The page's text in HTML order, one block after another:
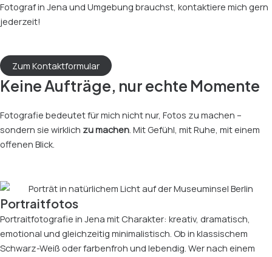
Fotograf in Jena und Umgebung brauchst, kontaktiere mich gern
jederzeit!
Zum Kontaktformular
Keine Aufträge, nur echte Momente
Fotografie bedeutet für mich nicht nur, Fotos zu machen –
sondern sie wirklich zu machen . Mit Gefühl, mit Ruhe, mit einem
offenen Blick.
Portraitfotos
Portraitfotografie in Jena mit Charakter: kreativ, dramatisch,
emotional und gleichzeitig minimalistisch. Ob in klassischem
Schwarz-Weiß oder farbenfroh und lebendig. Wer nach einem